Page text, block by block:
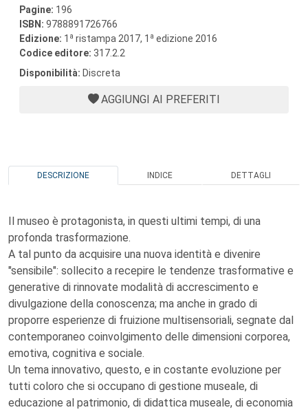
Pagine: 196
ISBN: 9788891726766
Edizione: 1 a ristampa 2017, 1 a edizione 2016
Codice editore: 317.2.2
Disponibilità: Discreta
AGGIUNGI AI PREFERITI
DESCRIZIONE INDICE DETTAGLI
Il museo è protagonista, in questi ultimi tempi, di una
profonda trasformazione.
A tal punto da acquisire una nuova identità e divenire
"sensibile": sollecito a recepire le tendenze trasformative e
generative di rinnovate modalità di accrescimento e
divulgazione della conoscenza; ma anche in grado di
proporre esperienze di fruizione multisensoriali, segnate dal
contemporaneo coinvolgimento delle dimensioni corporea,
emotiva, cognitiva e sociale.
Un tema innovativo, questo, e in costante evoluzione per
tutti coloro che si occupano di gestione museale, di
educazione al patrimonio, di didattica museale, di economia